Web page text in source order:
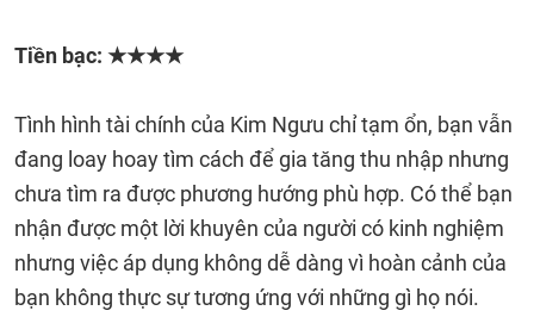
Tiền bạc: ★★★★
Tình hình tài chính của Kim Ngưu chỉ tạm ổn, bạn vẫn
đang loay hoay tìm cách để gia tăng thu nhập nhưng
chưa tìm ra được phương hướng phù hợp. Có thể bạn
nhận được một lời khuyên của người có kinh nghiệm
nhưng việc áp dụng không dễ dàng vì hoàn cảnh của
bạn không thực sự tương ứng với những gì họ nói.